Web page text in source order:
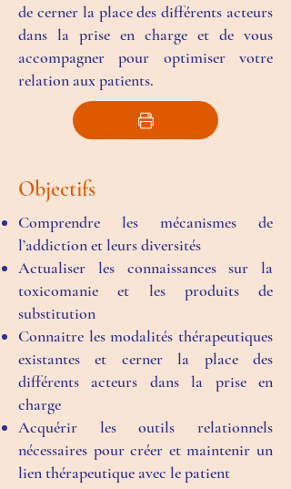
de cerner la place des différents acteurs
dans la prise en charge et de vous
accompagner pour optimiser votre
relation aux patients.
Objectifs
Comprendre les mécanismes de
l’addiction et leurs diversités
Actualiser les connaissances sur la
toxicomanie et les produits de
substitution
Connaitre les modalités thérapeutiques
existantes et cerner la place des
différents acteurs dans la prise en
charge
Acquérir les outils relationnels
nécessaires pour créer et maintenir un
lien thérapeutique avec le patient